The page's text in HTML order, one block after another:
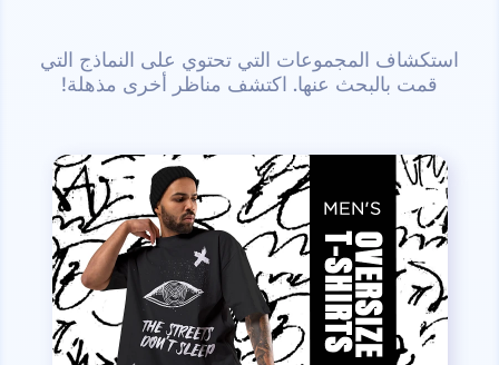
استكشاف المجموعات التي تحتوي على النماذج التي
قمت بالبحث عنها. اكتشف مناظر أخرى مذهلة!